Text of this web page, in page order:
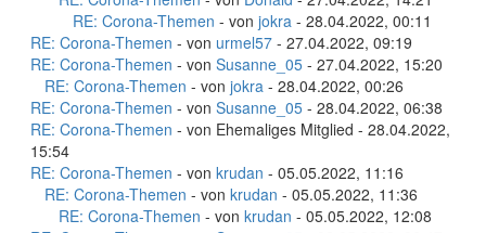
RE: Corona-Themen - von jokra - 28.04.2022, 00:11
RE: Corona-Themen - von urmel57 - 27.04.2022, 09:19
RE: Corona-Themen - von Susanne_05 - 27.04.2022, 15:20
RE: Corona-Themen - von jokra - 28.04.2022, 00:26
RE: Corona-Themen - von Susanne_05 - 28.04.2022, 06:38
RE: Corona-Themen - von Ehemaliges Mitglied - 28.04.2022,
15:54
RE: Corona-Themen - von krudan - 05.05.2022, 11:16
RE: Corona-Themen - von krudan - 05.05.2022, 11:36
RE: Corona-Themen - von krudan - 05.05.2022, 12:08